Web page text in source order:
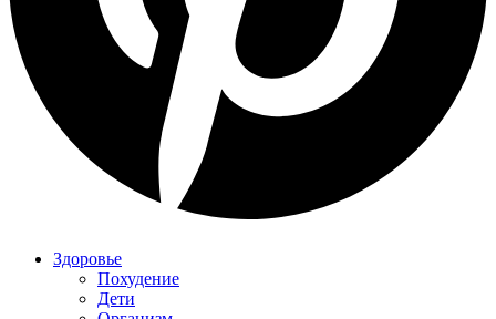
Здоровье
Похудение
Дети